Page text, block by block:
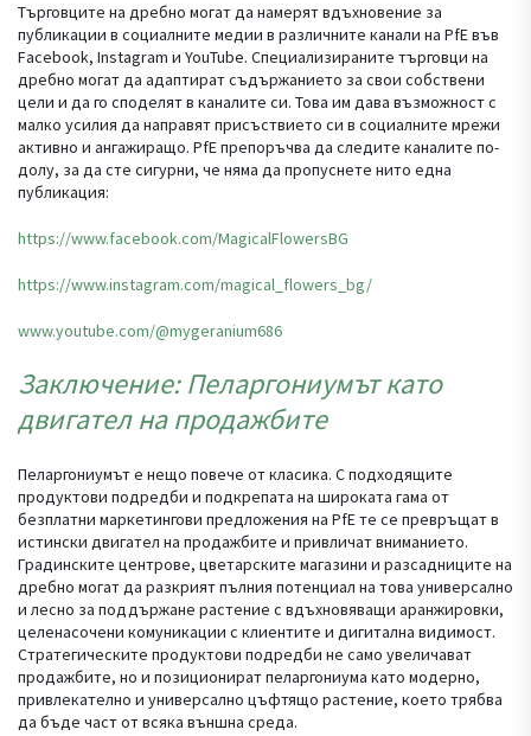
Търговците на дребно могат да намерят вдъхновение за
публикации в социалните медии в различните канали на PfE във
Facebook, Instagram и YouTube. Специализираните търговци на
дребно могат да адаптират съдържанието за свои собствени
цели и да го споделят в каналите си. Това им дава възможност с
малко усилия да направят присъствието си в социалните мрежи
активно и ангажиращо. PfE препоръчва да следите каналите по-
долу, за да сте сигурни, че няма да пропуснете нито една
публикация:
https://www.facebook.com/MagicalFlowersBG
https://www.instagram.com/magical_flowers_bg/
www.youtube.com/@mygeranium686
Заключение: Пеларгониумът като
двигател на продажбите
Пеларгониумът е нещо повече от класика. С подходящите
продуктови подредби и подкрепата на широката гама от
безплатни маркетингови предложения на PfE те се превръщат в
истински двигател на продажбите и привличат вниманието.
Градинските центрове, цветарските магазини и разсадниците на
дребно могат да разкрият пълния потенциал на това универсално
и лесно за поддържане растение с вдъхновяващи аранжировки,
целенасочени комуникации с клиентите и дигитална видимост.
Стратегическите продуктови подредби не само увеличават
продажбите, но и позиционират пеларгониума като модерно,
привлекателно и универсално цъфтящо растение, което трябва
да бъде част от всяка външна среда.